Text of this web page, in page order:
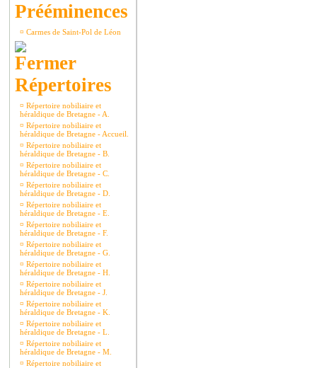
Prééminences
¤ Carmes de Saint-Pol de Léon
Répertoires
¤ Répertoire nobiliaire et
héraldique de Bretagne - A.
¤ Répertoire nobiliaire et
héraldique de Bretagne - Accueil.
¤ Répertoire nobiliaire et
héraldique de Bretagne - B.
¤ Répertoire nobiliaire et
héraldique de Bretagne - C.
¤ Répertoire nobiliaire et
héraldique de Bretagne - D.
¤ Répertoire nobiliaire et
héraldique de Bretagne - E.
¤ Répertoire nobiliaire et
héraldique de Bretagne - F.
¤ Répertoire nobiliaire et
héraldique de Bretagne - G.
¤ Répertoire nobiliaire et
héraldique de Bretagne - H.
¤ Répertoire nobiliaire et
héraldique de Bretagne - J.
¤ Répertoire nobiliaire et
héraldique de Bretagne - K.
¤ Répertoire nobiliaire et
héraldique de Bretagne - L.
¤ Répertoire nobiliaire et
héraldique de Bretagne - M.
¤ Répertoire nobiliaire et